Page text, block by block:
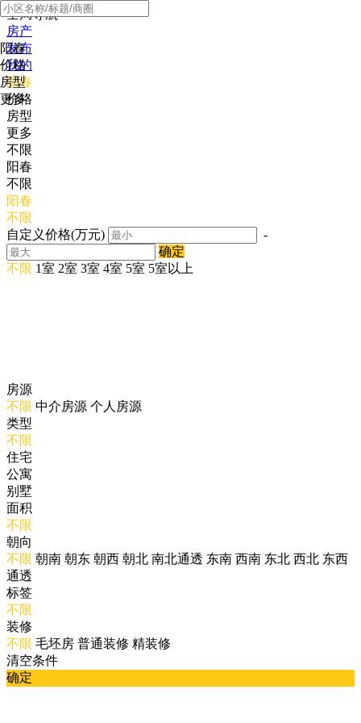
全局导航
房产
发布
我的
阳春
价格
房型
更多
阳春
价格
房型
更多
不限
阳春
不限
阳春
不限
自定义价格(万元)
-
确定
不限 1室 2室 3室 4室 5室 5室以上
房源
不限 中介房源 个人房源
类型
不限
住宅
公寓
别墅
面积
不限
朝向
不限 朝南 朝东 朝西 朝北 南北通透 东南 西南 东北 西北 东西
通透
标签
不限
装修
不限 毛坯房 普通装修 精装修
清空条件
确定